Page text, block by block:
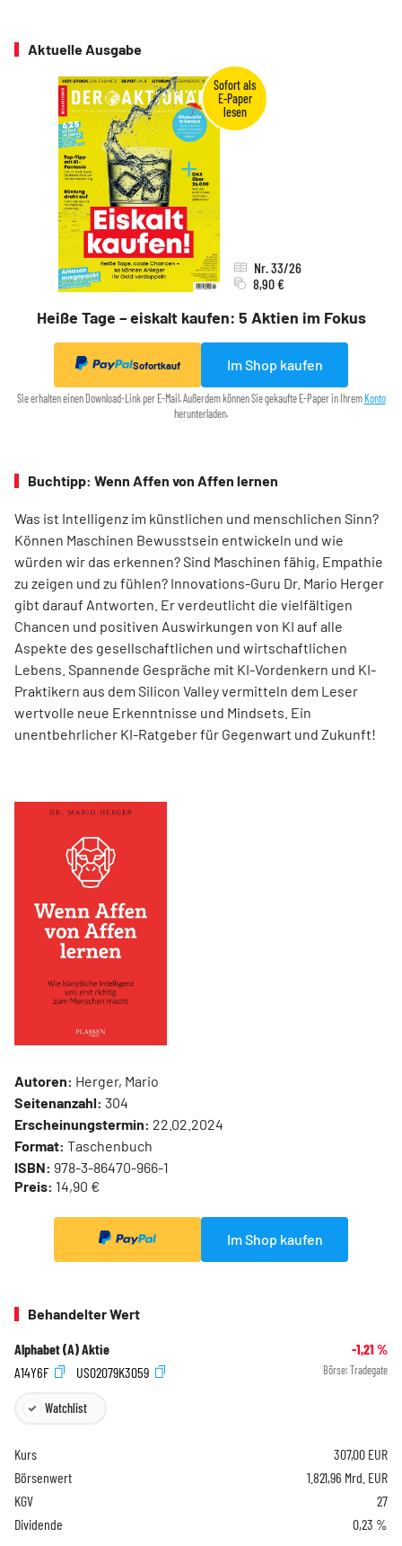
Aktuelle Ausgabe
Heiße Tage – eiskalt kaufen: 5 Aktien im Fokus
Nr. 33/26
8,90 €
Sofortkauf Im Shop kaufen
Sie erhalten einen Download-Link per E-Mail. Außerdem können Sie gekaufte E-Paper in Ihrem Konto
herunterladen.
Buchtipp: Wenn Affen von Affen lernen
Was ist Intelligenz im künstlichen und menschlichen Sinn?
Können Maschinen Bewusstsein entwickeln und wie
würden wir das erkennen? Sind Maschinen fähig, Empathie
zu zeigen und zu fühlen? Innovations-Guru Dr. Mario Herger
gibt darauf Antworten. Er verdeutlicht die viel­fältigen
Chancen und positiven Auswirkungen von KI auf alle
Aspekte des gesellschaftlichen und wirtschaftlichen
Lebens. Spannende Gespräche mit KI-Vordenkern und KI-
Praktikern aus dem Silicon Valley vermitteln dem Leser
wertvolle neue Erkenntnisse und Mindsets. Ein
unentbehrlicher KI-Ratgeber für Gegenwart und Zukunft!
Autoren: Herger, Mario
Seitenanzahl: 304
Erscheinungstermin: 22.02.2024
Format: Taschenbuch
ISBN: 978-3-86470-966-1
Preis: 14,90 €
Im Shop kaufen
Behandelter Wert
Alphabet (A) Aktie -1,21 %
A14Y6F
US02079K3059 Börse: Tradegate
Watchlist
Kurs 307,00 EUR
Börsenwert
1.821,96 Mrd. EUR
KGV
27
Dividende
0,23 %